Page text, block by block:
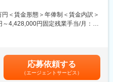
Auroraへ移行し、スキーマ
の性能チューニングまで対応しま
ェーズにおいて、仙台エリアの地
ルスをお任せいたします。
ダイナミックさがあり、地方銀行
企画的な視点も求められます。
＜賃金形態＞年俸制＜賃金内訳＞
4,428,000円固定残業手当/月：
り3,000円支給いたします。賃金
、選考を通じて上下する可能性が
を含めた表記です。
応募依頼する
（エージェントサービス）